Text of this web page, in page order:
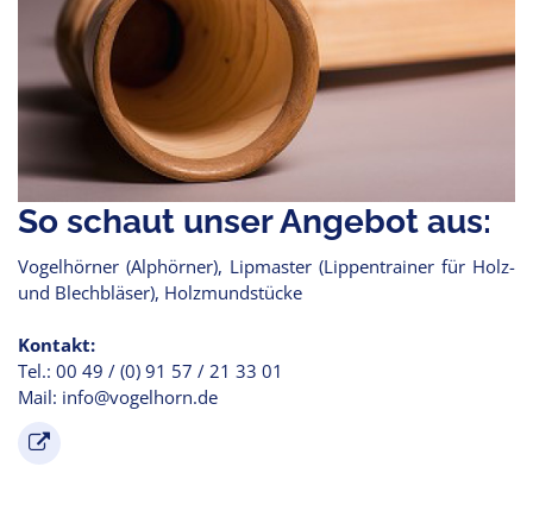
So schaut unser Angebot aus:
Vogelhörner (Alphörner), Lipmaster (Lippentrainer für Holz-
und Blechbläser), Holzmundstücke
Kontakt:
Tel.: 00 49 / (0) 91 57 / 21 33 01
Mail: info@vogelhorn.de